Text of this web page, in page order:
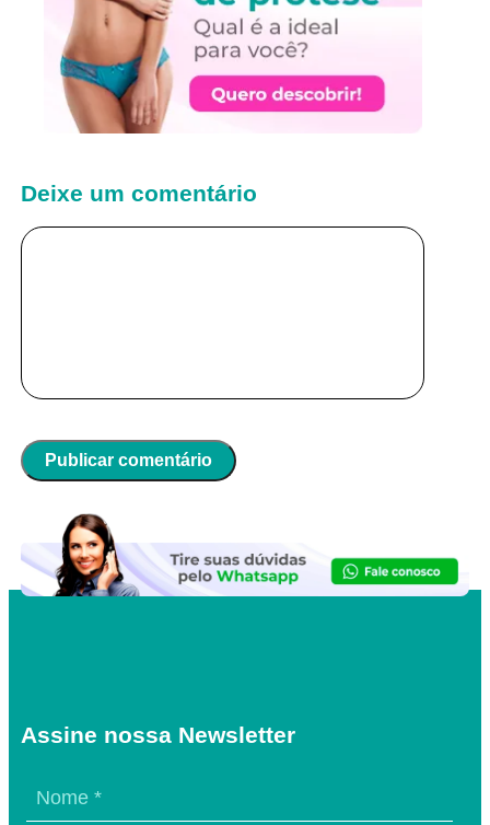
Deixe um comentário
Assine nossa Newsletter